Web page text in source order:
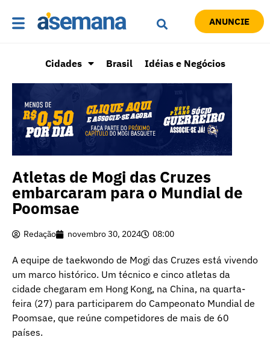
ANUNCIE
Cidades Brasil Idéias e Negócios
Atletas de Mogi das Cruzes
embarcaram para o Mundial de
Poomsae
Redação novembro 30, 2024 08:00
A equipe de taekwondo de Mogi das Cruzes está vivendo
um marco histórico. Um técnico e cinco atletas da
cidade chegaram em Hong Kong, na China, na quarta-
feira (27) para participarem do Campeonato Mundial de
Poomsae, que reúne competidores de mais de 60
países.